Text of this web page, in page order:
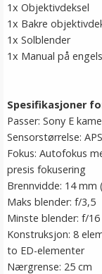
1x Objektivdeksel
1x Bakre
1x Solblender
1x Manual på
Spesifikasjoner
Passer: Sony E
Sensorstørrelse:
Fokus: Autofokus
presis fokusering
Brennvidde: 14
Maks blender: f/3,5
Minste blender: f/16
Konstruksjon: 8
to ED-elementer
Nærgrense: 25 cm